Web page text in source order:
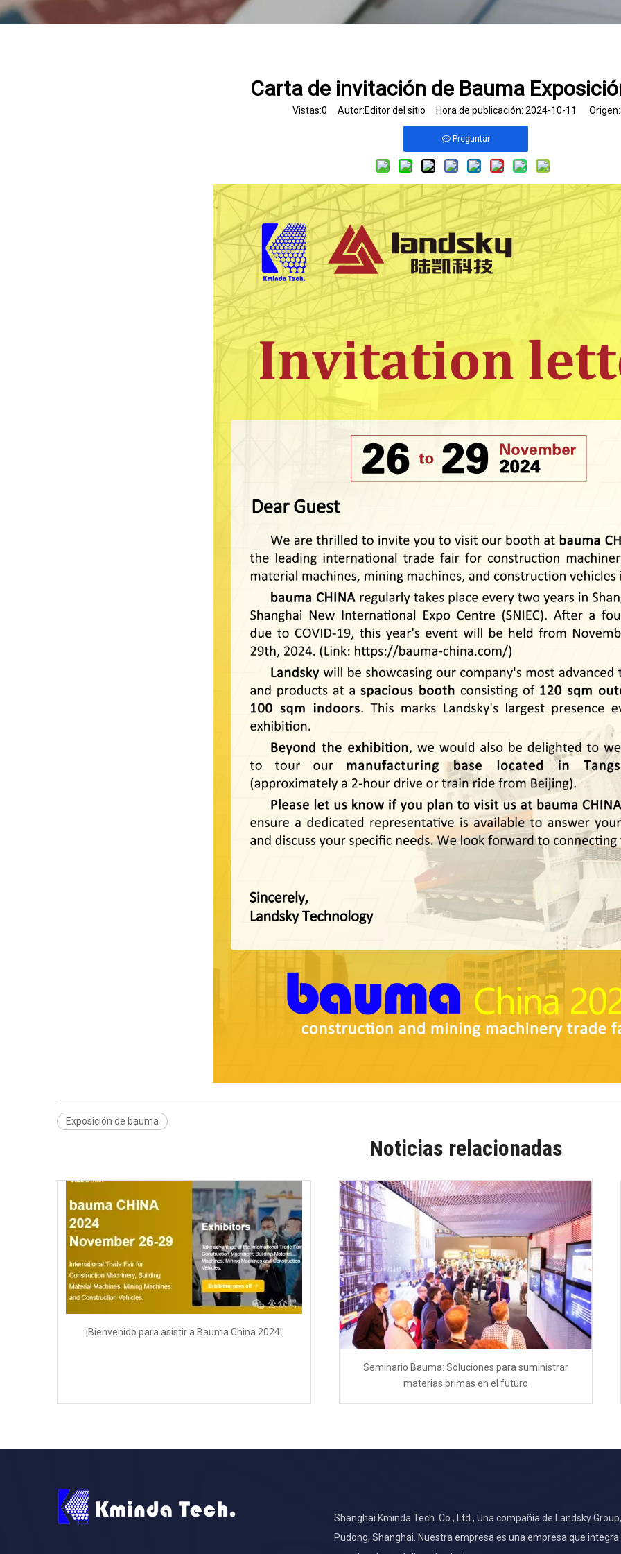
Carta de invitación de Bauma
Vistas:0 Autor:Editor del sitio Hora de publicación: 2024-10-11 Origen:
Preguntar
Exposición de bauma
Noticias relacionadas
¡Bienvenido para asistir a Bauma China 2024!
Seminario Bauma: Soluciones para suministrar
materias primas en el futuro
Shanghai Kminda Tech. Co., Ltd., Una compañía de Landsky
Pudong, Shanghai. Nuestra empresa es una empresa que